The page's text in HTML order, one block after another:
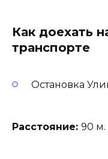
Как доехать
транспорте
Остановка
Расстояние: 90 м.